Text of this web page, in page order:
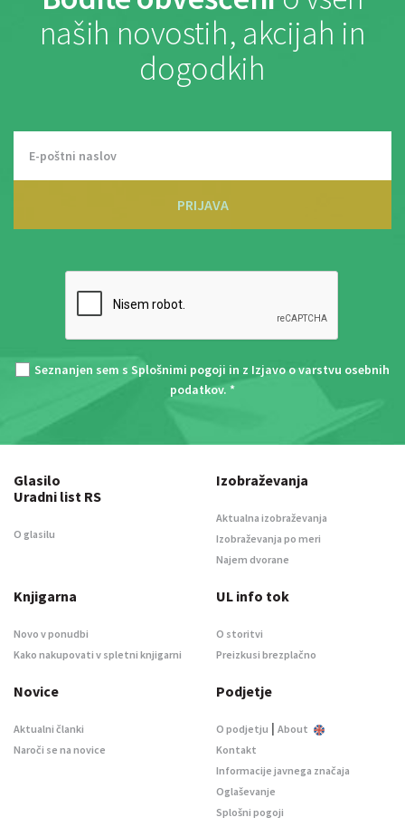
naših novostih, akcijah in
dogodkih
PRIJAVA
Seznanjen sem s Splošnimi pogoji in z Izjavo o varstvu osebnih
podatkov. *
Glasilo
Uradni list RS
O glasilu
Izobraževanja
Aktualna izobraževanja
Izobraževanja po meri
Najem dvorane
Knjigarna
Novo v ponudbi
Kako nakupovati v spletni knjigarni
UL info tok
O storitvi
Preizkusi brezplačno
Novice
Aktualni članki
Naroči se na novice
Podjetje
O podjetju | About
Kontakt
Informacije javnega značaja
Oglaševanje
Splošni pogoji